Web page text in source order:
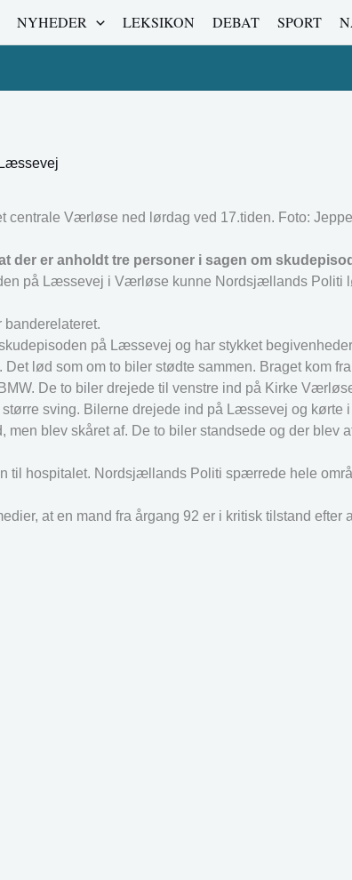
NYHEDER LEKSIKON DEBAT SPORT
centrale Værløse ned lørdag ved 17.tiden. Foto:
der er anholdt tre personer i sagen om
på Læssevej i Værløse kunne Nordsjællands Politi
banderelateret.
på Læssevej og har stykket
lød som om to biler stødte sammen. Braget kom
De to biler drejede til venstre ind på Kirke
sving. Bilerne drejede ind på Læssevej og kørte
men blev skåret af. De to biler standsede og der blev
til hospitalet. Nordsjællands Politi spærrede hele
at en mand fra årgang 92 er i kritisk tilstand efter